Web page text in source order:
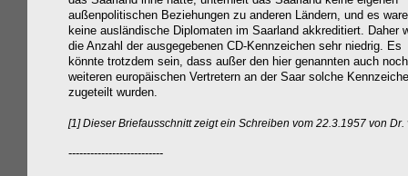
außenpolitischen Beziehungen zu anderen Ländern, und es
keine ausländische Diplomaten im Saarland akkreditiert. Daher
die Anzahl der ausgegebenen CD-Kennzeichen sehr niedrig. Es
könnte trotzdem sein, dass außer den hier genannten auch noch
weiteren europäischen Vertretern an der Saar solche
zugeteilt wurden.
[1] Dieser Briefausschnitt zeigt ein Schreiben vom 22.3.1957 von
--------------------------